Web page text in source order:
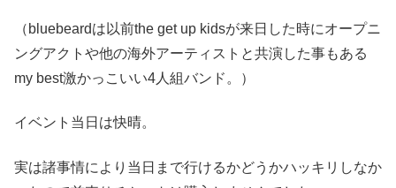
（bluebeardは以前the get up kidsが来日した時にオープニ
ングアクトや他の海外アーティストと共演した事もある
my best激かっこいい4人組バンド。）
イベント当日は快晴。
実は諸事情により当日まで行けるかどうかハッキリしなか